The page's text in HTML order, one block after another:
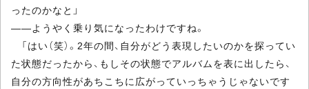
ったのかなと」
――ようやく乗り気になったわけですね。
「はい（笑）。2年の間、自分がどう表現したいのかを探ってい
た状態だったから、もしその状態でアルバムを表に出したら、
自分の方向性があちこちに広がっていっちゃうじゃないです